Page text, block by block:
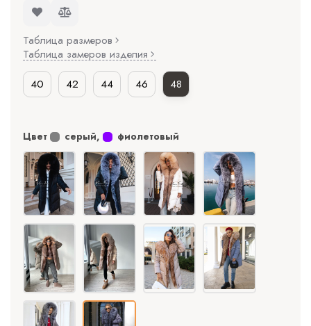
Таблица размеров
Таблица замеров изделия
40
42 44 46 48
Цвет серый, фиолетовый